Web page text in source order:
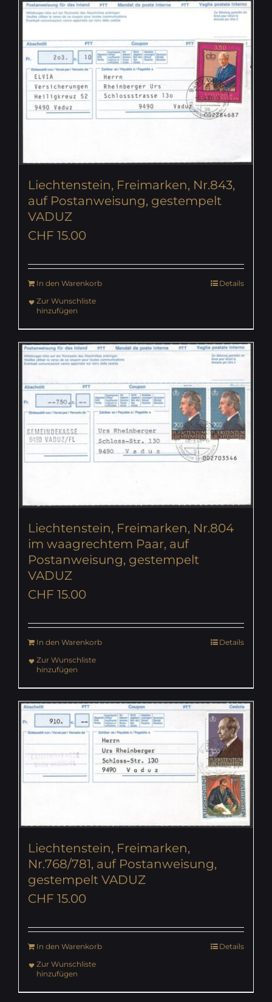
Liechtenstein, Freimarken, Nr.843,
auf Postanweisung, gestempelt
VADUZ
CHF 15.00
In den Warenkorb
Details
Zur Wunschliste
hinzufügen
Liechtenstein, Freimarken, Nr.804
im waagrechtem Paar, auf
Postanweisung, gestempelt
VADUZ
CHF 15.00
In den Warenkorb
Details
Zur Wunschliste
hinzufügen
Liechtenstein, Freimarken,
Nr.768/781, auf Postanweisung,
gestempelt VADUZ
CHF 15.00
In den Warenkorb
Details
Zur Wunschliste
hinzufügen